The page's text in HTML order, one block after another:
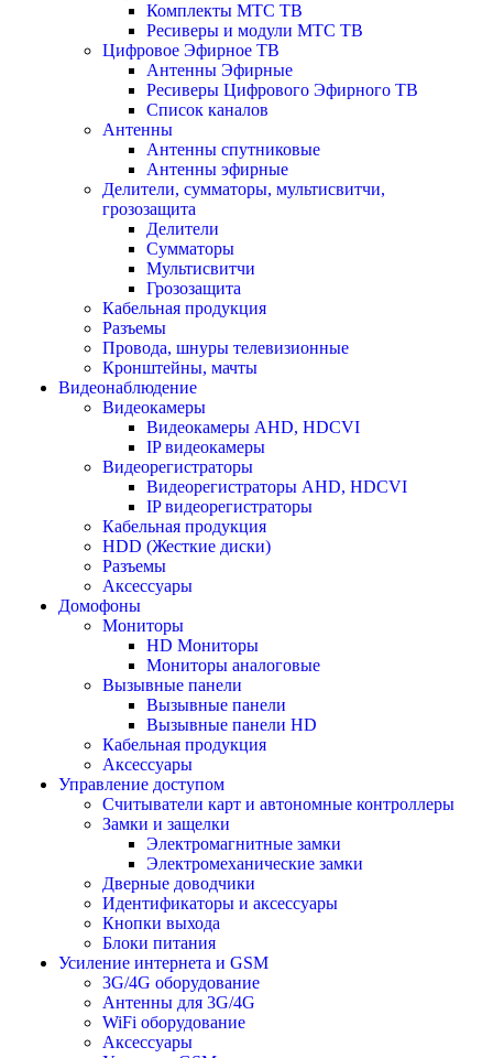
Комплекты МТС ТВ
Ресиверы и модули МТС ТВ
Цифровое Эфирное ТВ
Антенны Эфирные
Ресиверы Цифрового Эфирного ТВ
Список каналов
Антенны
Антенны спутниковые
Антенны эфирные
Делители, сумматоры, мультисвитчи,
грозозащита
Делители
Сумматоры
Мультисвитчи
Грозозащита
Кабельная продукция
Разъемы
Провода, шнуры телевизионные
Кронштейны, мачты
Видеонаблюдение
Видеокамеры
Видеокамеры AHD, HDCVI
IP видеокамеры
Видеорегистраторы
Видеорегистраторы AHD, HDCVI
IP видеорегистраторы
Кабельная продукция
HDD (Жесткие диски)
Разъемы
Аксессуары
Домофоны
Мониторы
HD Мониторы
Мониторы аналоговые
Вызывные панели
Вызывные панели
Вызывные панели HD
Кабельная продукция
Аксессуары
Управление доступом
Считыватели карт и автономные контроллеры
Замки и защелки
Электромагнитные замки
Электромеханические замки
Дверные доводчики
Идентификаторы и аксессуары
Кнопки выхода
Блоки питания
Усиление интернета и GSM
3G/4G оборудование
Антенны для 3G/4G
WiFi оборудование
Аксессуары